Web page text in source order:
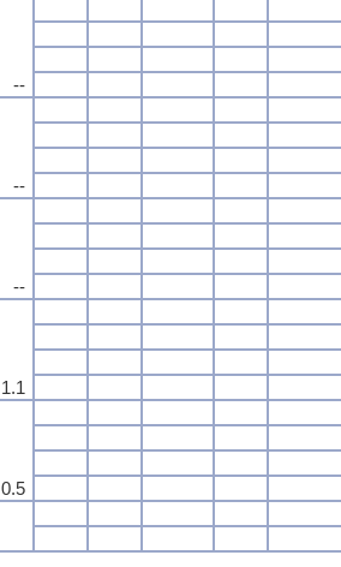
--
--
--
1.1
0.5